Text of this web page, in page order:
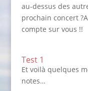
au-dessus des
prochain concert
compte sur vous !!
Test 1
Et voilà quelques
notes…